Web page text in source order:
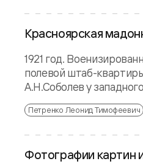
Красноярская
1921 год.
полевой штаб-
А.Н.Соболев у
Петренко Леонид Тимофеевич
Фотографии картин